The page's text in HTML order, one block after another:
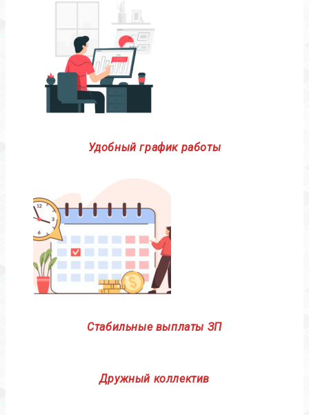
Удобный график работы
Стабильные выплаты ЗП
Дружный коллектив